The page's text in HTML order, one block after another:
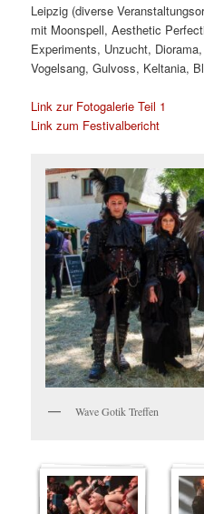
Leipzig (diverse
mit Moonspell, Aesthetic
Experiments, Unzucht,
Vogelsang, Gulvoss, Keltania,
Link zur Fotogalerie Teil 1
Link zum Festivalbericht
Wave Gotik Treffen